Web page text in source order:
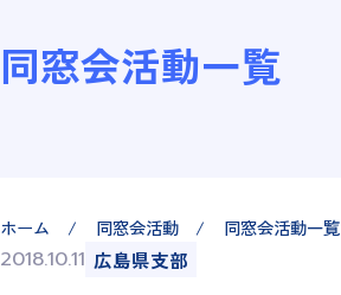
同窓会活動一覧
ホーム 同窓会活動 同窓会活動一覧
2018.10.11 広島県支部